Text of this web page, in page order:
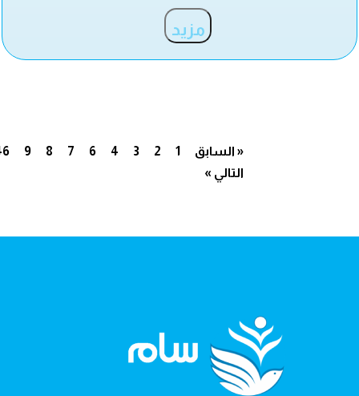
مزيد
« السابق 1
2
3
4
6
7
8
9
التالي »